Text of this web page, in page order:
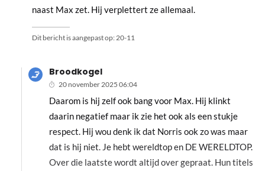
naast Max zet. Hij verplettert ze allemaal.
Dit bericht is aangepast op: 20-11
Broodkogel
20 november 2025 06:04
Daarom is hij zelf ook bang voor Max. Hij klinkt
daarin negatief maar ik zie het ook als een stukje
respect. Hij wou denk ik dat Norris ook zo was maar
dat is hij niet. Je hebt wereldtop en DE WERELDTOP.
Over die laatste wordt altijd over gepraat. Hun titels